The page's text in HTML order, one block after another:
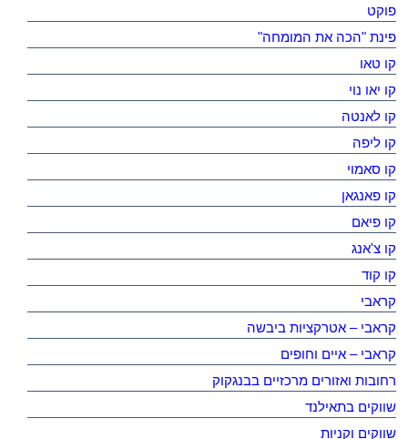
פוקט
פינת "הכה את המומחה"
קו טאו
קו יאו נוי
קו לאנטה
קו ליפה
קו סאמוי
קו פאנגאן
קו פיאם
קו צ'אנג
קו קוד
קראבי
קראבי – אטרקציות ביבשה
קראבי – איים וחופים
רחובות ואזורים מרכזיים בבנגקוק
שווקים בתאילנד
שווקים וקניות